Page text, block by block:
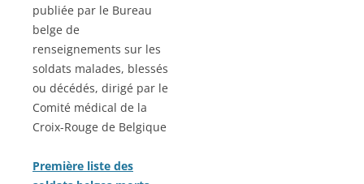
publiée par le Bureau
belge de
renseignements sur les
soldats malades, blessés
ou décédés, dirigé par le
Comité médical de la
Croix-Rouge de Belgique
Première liste des